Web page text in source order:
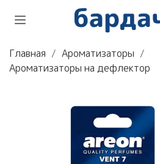
Главная
Ароматизаторы
Ароматизаторы на дефлектор